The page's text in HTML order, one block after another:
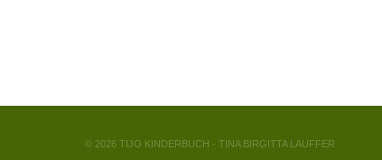
© 2026 TIJO KINDERBUCH - TINA BIRGITTA LAUFFER